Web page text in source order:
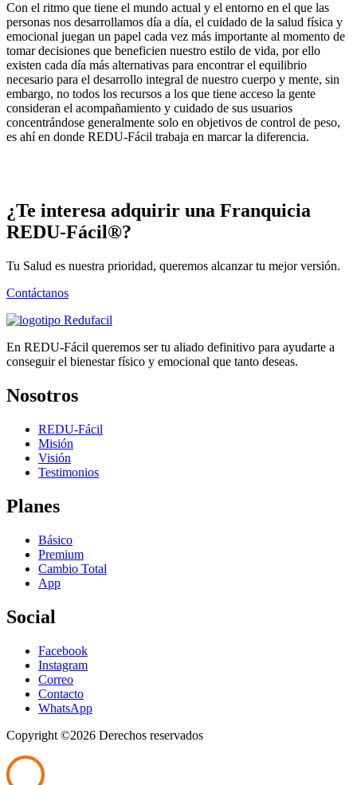
Con el ritmo que tiene el mundo actual y el entorno en el que las
personas nos desarrollamos día a día, el cuidado de la salud física y
emocional juegan un papel cada vez más importante al momento de
tomar decisiones que beneficien nuestro estilo de vida, por ello
existen cada día más alternativas para encontrar el equilibrio
necesario para el desarrollo integral de nuestro cuerpo y mente, sin
embargo, no todos los recursos a los que tiene acceso la gente
consideran el acompañamiento y cuidado de sus usuarios
concentrándose generalmente solo en objetivos de control de peso,
es ahí en donde REDU-Fácil trabaja en marcar la diferencia.
¿Te interesa adquirir una Franquicia
REDU-Fácil®?
Tu Salud es nuestra prioridad, queremos alcanzar tu mejor versión.
Contáctanos
En REDU-Fácil queremos ser tu aliado definitivo para ayudarte a
conseguir el bienestar físico y emocional que tanto deseas.
Nosotros
REDU-Fácil
Misión
Visión
Testimonios
Planes
Básico
Premium
Cambio Total
App
Social
Facebook
Instagram
Correo
Contacto
WhatsApp
Copyright ©2026 Derechos reservados